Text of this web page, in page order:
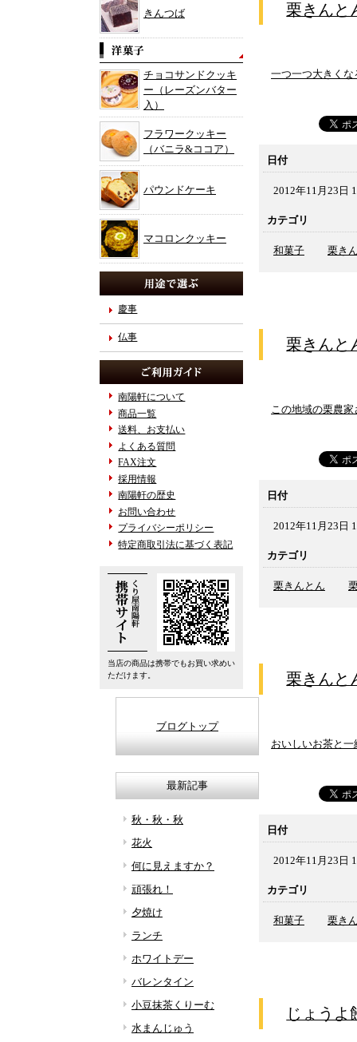
きんつば
チョコサンドクッキ
ー（レーズンバター
入）
フラワークッキー
（バニラ&ココア）
パウンドケーキ
マコロンクッキー
慶事
仏事
南陽軒について
商品一覧
送料、お支払い
よくある質問
FAX注文
採用情報
南陽軒の歴史
お問い合わせ
プライバシーポリシー
特定商取引法に基づく表記
当店の商品は携帯でもお買い求めい
ただけます。
栗きん
一つ一つ大きく
日付
2012年11月23日
カテゴリ
和菓子 栗き
栗きん
この地域の栗農
日付
2012年11月23日
カテゴリ
栗きんとん
栗きん
おいしいお茶と
日付
2012年11月23日
カテゴリ
和菓子 栗き
じょう
ブログトップ
最新記事
秋・秋・秋
花火
何に見えますか？
頑張れ！
夕焼け
ランチ
ホワイトデー
バレンタイン
小豆抹茶くりーむ
水まんじゅう